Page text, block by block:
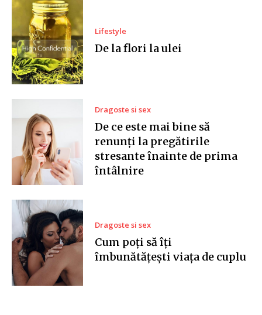
Lifestyle
De la flori la ulei
Dragoste si sex
De ce este mai bine să
renunți la pregătirile
stresante înainte de prima
întâlnire
Dragoste si sex
Cum poți să îți
îmbunătățești viața de cuplu